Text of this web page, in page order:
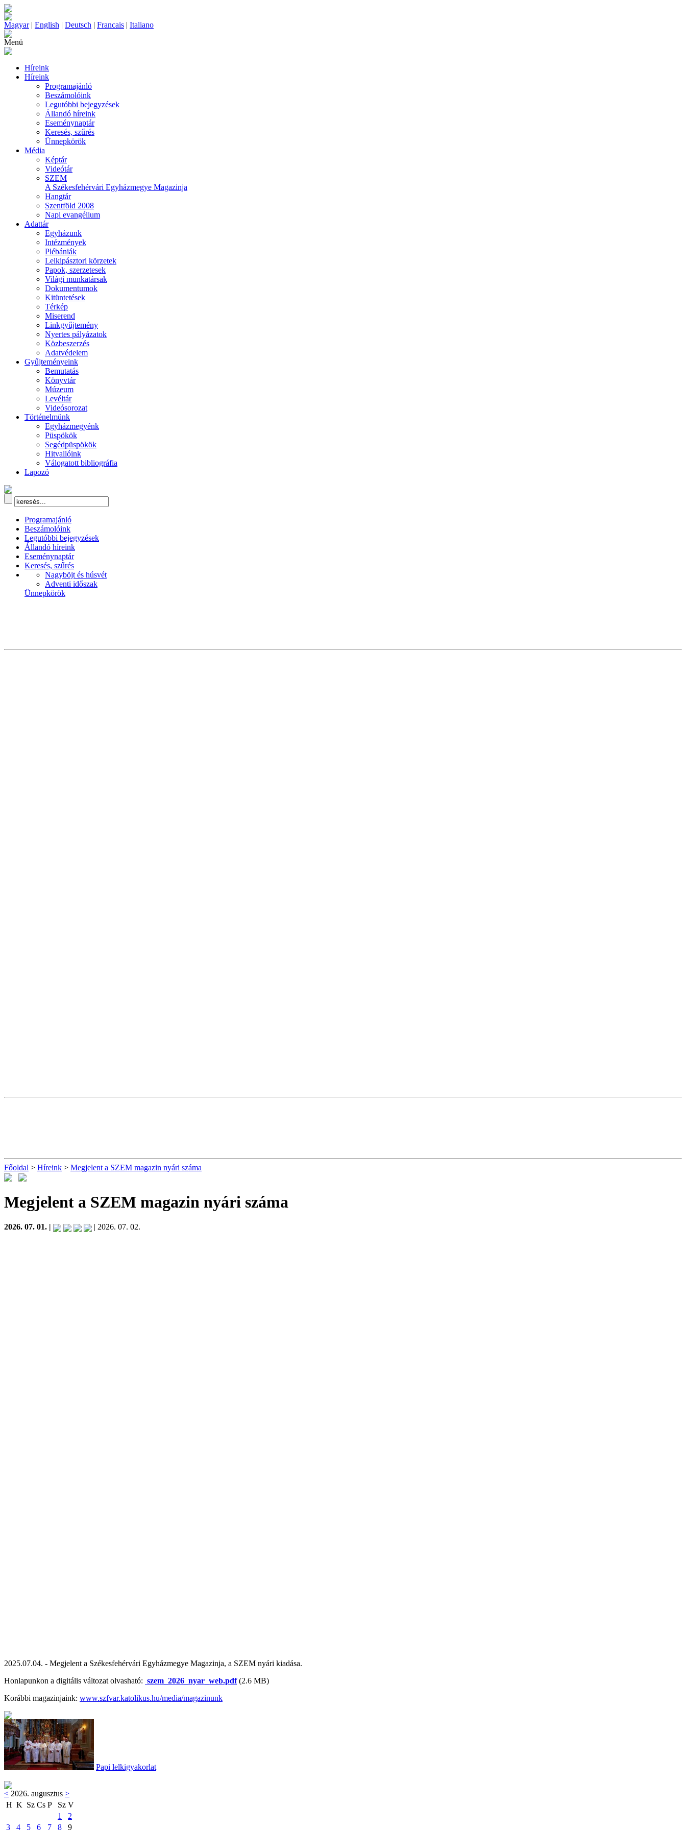
Magyar| English | Deutsch | Francais | Italiano
Menü
Híreink
Híreink
Programajánló
Beszámolóink
Legutóbbi bejegyzések
Állandó híreink
Eseménynaptár
Keresés, szűrés
Ünnepkörök
Média
Képtár
Videótár
SZEM
A Székesfehérvári Egyházmegye Magazinja
Hangtár
Szentföld 2008
Napi evangélium
Adattár
Egyházunk
Intézmények
Plébániák
Lelkipásztori körzetek
Papok, szerzetesek
Világi munkatársak
Dokumentumok
Kitüntetések
Térkép
Miserend
Linkgyűjtemény
Nyertes pályázatok
Közbeszerzés
Adatvédelem
Gyűjteményeink
Bemutatás
Könyvtár
Múzeum
Levéltár
Videósorozat
Történelmünk
Egyházmegyénk
Püspökök
Segédpüspökök
Hitvallóink
Válogatott bibliográfia
Lapozó
Programajánló
Beszámolóink
Legutóbbi bejegyzések
Állandó híreink
Eseménynaptár
Keresés, szűrés
Nagyböjt és húsvét
Adventi időszak
Ünnepkörök
Főoldal > Híreink > Megjelent a SZEM magazin nyári száma
Megjelent a SZEM magazin nyári száma
2026. 07. 01. | | 2026. 07. 02.
2025.07.04. - Megjelent a Székesfehérvári Egyházmegye Magazinja, a SZEM nyári kiadása.
Honlapunkon a digitális változat olvasható: szem_2026_nyar_web.pdf(2.6 MB)
Korábbi magazinjaink: www.szfvar.katolikus.hu/media/magazinunk
Papi lelkigyakorlat
< 2026. augusztus >
H K Sz Cs P Sz V
1
2
3
4 5 6 7 8 9